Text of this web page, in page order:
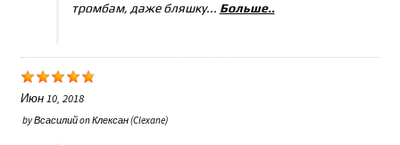
тромбам, даже бляшку... Больше..
Июн 10, 2018
byВсасилийonКлексан (Clexane)